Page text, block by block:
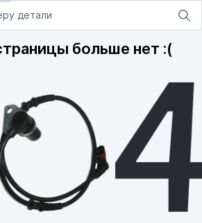
больше нет :(